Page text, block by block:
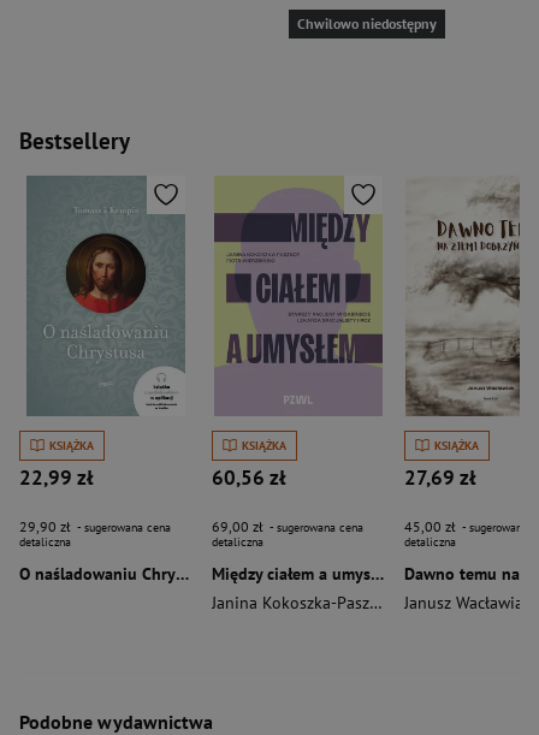
Chwilowo niedostępny
Bestsellery
KSIĄŻKA
22,99 zł
29,90 zł - sugerowana cena
detaliczna
O naśladowaniu Chrystusa wyd. 2026
KSIĄŻKA
60,56 zł
69,00 zł - sugerowana cena
detaliczna
Między ciałem a umysłem
Janina Kokoszka-Paszkot
Piotr Wierzbiński
KSIĄŻKA
27,69 zł
45,00 zł - sugerowana
detaliczna
Janusz Wacławiak
Podobne wydawnictwa